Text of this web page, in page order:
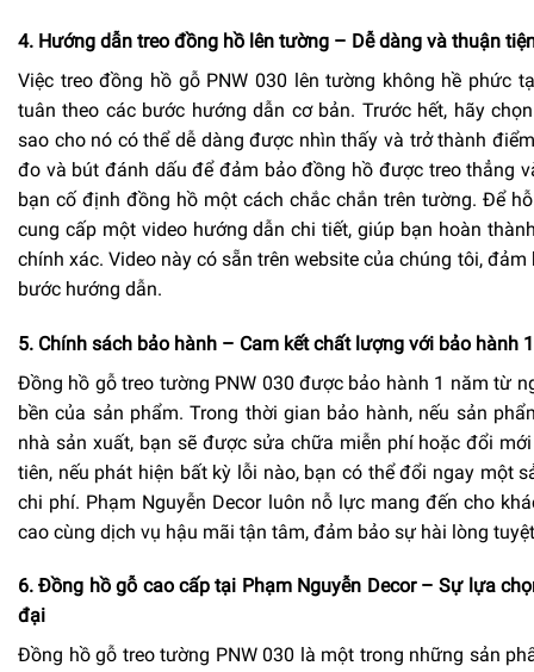
4. Hướng dẫn treo đồng hồ lên tường – Dễ dàng và thuận
Việc treo đồng hồ gỗ PNW 030 lên tường không hề phức
tuân theo các bước hướng dẫn cơ bản. Trước hết, hãy
sao cho nó có thể dễ dàng được nhìn thấy và trở thành
đo và bút đánh dấu để đảm bảo đồng hồ được treo thẳng
bạn cố định đồng hồ một cách chắc chắn trên tường. Để
cung cấp một video hướng dẫn chi tiết, giúp bạn hoàn
chính xác. Video này có sẵn trên website của chúng tôi,
bước hướng dẫn.
5. Chính sách bảo hành – Cam kết chất lượng với bảo hành
Đồng hồ gỗ treo tường PNW 030 được bảo hành 1 năm từ
bền của sản phẩm. Trong thời gian bảo hành, nếu sản
nhà sản xuất, bạn sẽ được sửa chữa miễn phí hoặc đổi
tiên, nếu phát hiện bất kỳ lỗi nào, bạn có thể đổi ngay một
chi phí. Phạm Nguyễn Decor luôn nỗ lực mang đến cho
cao cùng dịch vụ hậu mãi tận tâm, đảm bảo sự hài lòng
6. Đồng hồ gỗ cao cấp tại Phạm Nguyễn Decor – Sự lựa
đại
Đồng hồ gỗ treo tường PNW 030 là một trong những sản